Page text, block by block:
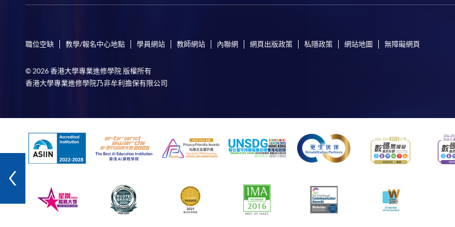
職位空缺 教學/報名中心地點 學員網站 教師網站 內聯網 網頁出版政策 私隱政策 網站地圖 無障礙網頁
© 2026 香港大學專業進修學院 版權所有
香港大學專業進修學院乃非牟利擔保有限公司